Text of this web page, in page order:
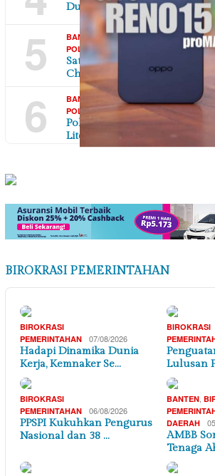
Dukung Penuh Sistem E-
5 BANTEN ,DAERAH,TANGERANG RAYA
POLRI
Satlantas Polresta Bandara
Chelsea dan AC Milan
6 BANTEN DAERAH SOSIAL
POLRI
07/08/2026
Polres Serang Polda Banten
Liter Air Bersih untuk Warga
BIROKRASI PEMERINTAHAN
BIROKRASI
PEMERINTAHAN
07/08/2026
Hadapi Dinamika Dunia
Kerja, Kemnaker Se…
BIROKRASI
Lulusan
BIROKRASI
PEMERINTAHAN
06/08/2026
PPSPI Kukuhkan Pengurus
Nasional dan 38 …
BANTEN
DAERAH
AMBB
Tenaga